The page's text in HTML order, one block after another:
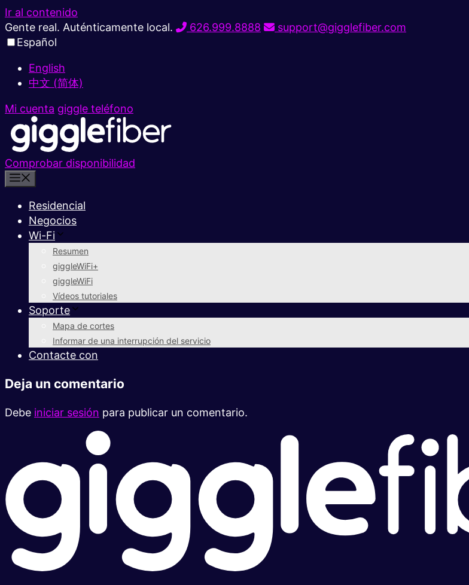
Ir al contenido
Gente real. Auténticamente local.
626.999.8888
support@gigglefiber.com
Español
English
中文 (简体)
Mi cuenta giggle teléfono
Comprobar disponibilidad
Residencial
Negocios
Wi-Fi
Resumen
giggleWiFi+
giggleWiFi
Vídeos tutoriales
Soporte
Mapa de cortes
Informar de una interrupción del servicio
Contacte con
Deja un comentario
Debe iniciar sesión para publicar un comentario.